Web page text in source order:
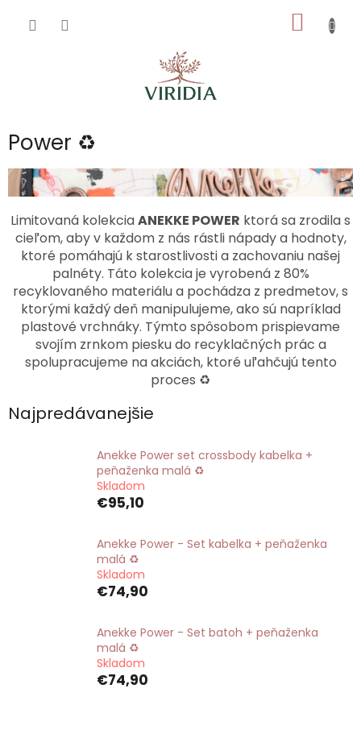
KOŠÍK
Power ♻️
Limitovaná kolekciaANEKKE POWER ktorá sa zrodila s
cieľom, aby v každom z nás rástli nápady a hodnoty,
ktoré pomáhajú k starostlivosti a zachovaniu našej
palnéty. Táto kolekcia je vyrobená z 80%
recyklovaného materiálu a pochádza z predmetov, s
ktorými každý deň manipulujeme, ako sú napríklad
plastové vrchnáky. Týmto spôsobom prispievame
svojím zrnkom piesku do recyklačných prác a
spolupracujeme na akciách, ktoré uľahčujú tento
proces ♻️
Najpredávanejšie
Anekke Power set crossbody kabelka +
peňaženka malá ♻️
Skladom
€95,10
Anekke Power - Set kabelka + peňaženka
malá ♻️
Skladom
€74,90
Anekke Power - Set batoh + peňaženka
malá ♻️
Skladom
€74,90